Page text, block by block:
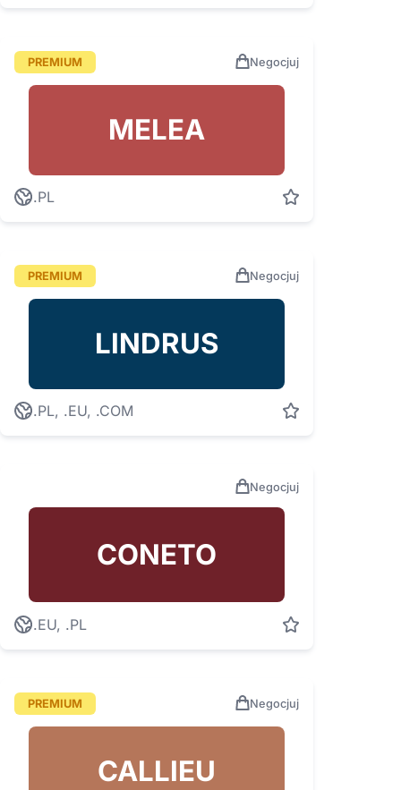
PREMIUM Negocjuj
MELEA
.PL
PREMIUM Negocjuj
LINDRUS
.PL, .EU, .COM
Negocjuj
CONETO
.EU, .PL
PREMIUM Negocjuj
CALLIEU